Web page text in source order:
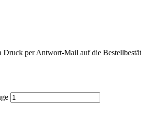
per Antwort-Mail auf die